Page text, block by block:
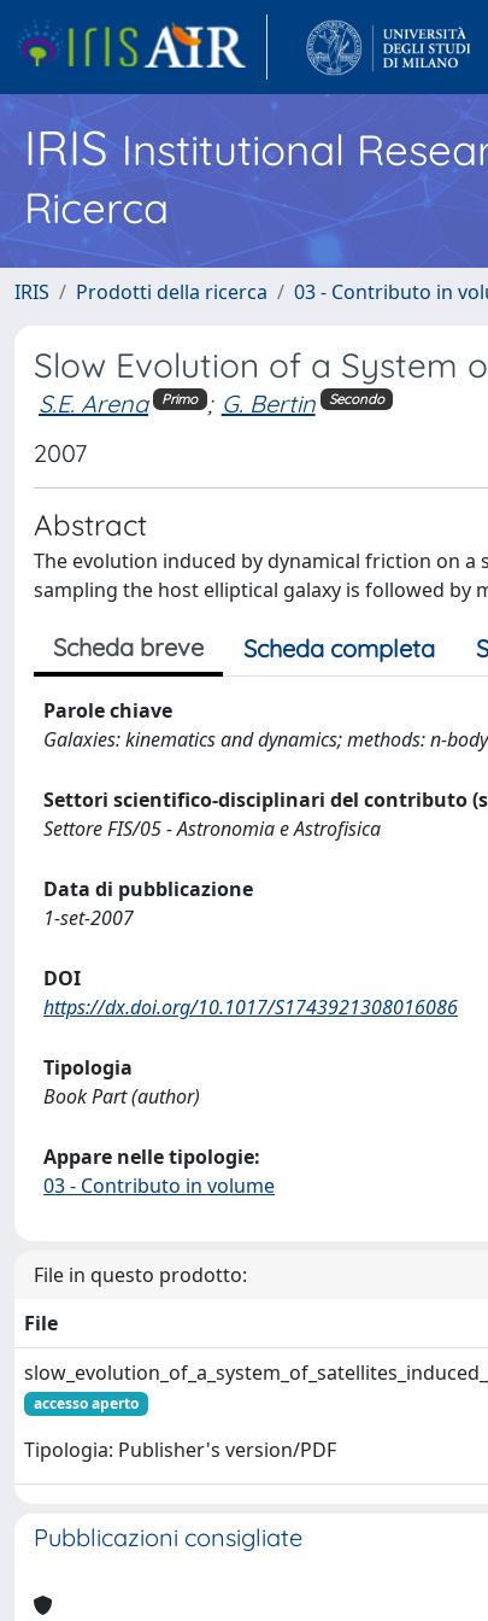
IRISInstitutional
Ricerca
IRIS Prodotti della ricerca 03 - Contributo in
Slow Evolution of a System
S.E. Arena Primo ; G. Bertin Secondo
2007
Abstract
The evolution induced by dynamical friction on
sampling the host elliptical galaxy is followed by
Scheda breve Scheda completa
Parole chiave
Galaxies: kinematics and dynamics; methods: n-
Settori scientifico-disciplinari del contributo
Settore FIS/05 - Astronomia e Astrofisica
Data di pubblicazione
1-set-2007
DOI
https://dx.doi.org/10.1017/S1743921308016086
Tipologia
Book Part (author)
Appare nelle tipologie:
03 - Contributo in volume
File in questo prodotto:
File
accesso aperto
Tipologia: Publisher's version/PDF
Pubblicazioni consigliate